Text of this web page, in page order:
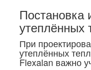
Постановка
утеплённых
При
утеплённых
Flexalan важно